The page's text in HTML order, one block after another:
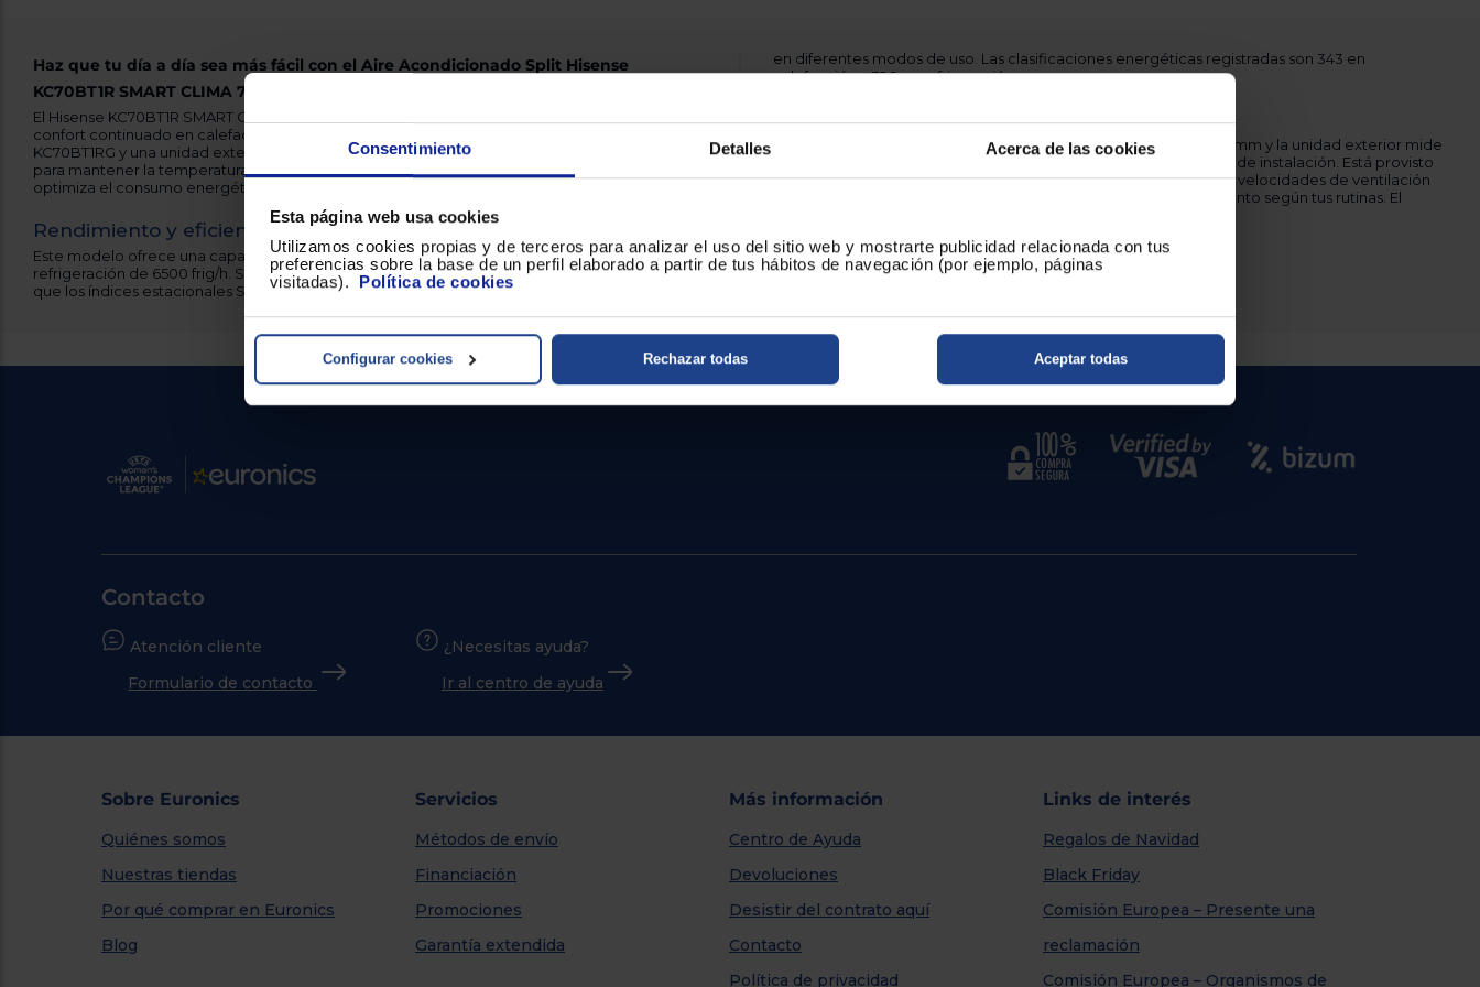
Consentimiento Detalles Acerca de las cookies
Esta página web usa cookies
Utilizamos cookies propias y de terceros para analizar el uso del sitio web y mostrarte publicidad relacionada con tus
preferencias sobre la base de un perfil elaborado a partir de tus hábitos de navegación (por ejemplo, páginas
visitadas). Política de cookies
Rechazar todas
Configurar cookies Aceptar todas
Haz que tu día a día sea más fácil con el Aire Acondicionado Split Hisense
KC70BT1R SMART CLIMA 70K
El Hisense KC70BT1R SMART CLIMA 70K es un aire acondicionado split pensado para ofrecer
confort continuado en calefacción y refrigeración, compuesto por la unidad interior
KC70BT1RG y una unidad exterior KC70BT1RW en acabado blanco. Incorpora bomba de calor
para mantener la temperatura deseada durante todo el año y tecnología inverter que
optimiza el consumo energético ajustando la potencia según la demanda.
Rendimiento y eficiencia
Este modelo ofrece una capacidad de calefacción de 7100 kcal/h y una capacidad de
refrigeración de 6500 frig/h. Sus valores EER y COP son 3.15 y 3.30 respectivamente, mientras
que los índices estacionales SEER y SCOP alcanzan 6.2 y 4, lo que refleja su comportamiento
en diferentes modos de uso. Las clasificaciones energéticas registradas son 343 en
calefacción y 326 en refrigeración.
Diseño y uso
La unidad interior presenta unas dimensiones de 1032 x 327 x 227 mm y la unidad exterior mide
860 x 667 x 310 mm, facilitando su integración en diferentes tipos de instalación. Está provisto
de mando a distancia para un manejo cómodo y dispone de tres velocidades de ventilación
más un temporizador de 24 horas para programar el funcionamiento según tus rutinas. El
Tecnología al servicio de tu confort.
Contacto
Atención cliente
Formulario de contacto
¿Necesitas ayuda?
Ir al centro de ayuda
Sobre Euronics
Quiénes somos
Nuestras tiendas
Por qué comprar en Euronics
Blog
Servicios
Métodos de envío
Financiación
Promociones
Garantía extendida
Más información
Centro de Ayuda
Devoluciones
Desistir del contrato aquí
Contacto
Política de privacidad
Links de interés
Regalos de Navidad
Black Friday
Comisión Europea – Presente una
reclamación
Comisión Europea – Organismos de